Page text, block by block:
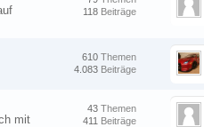
Beiträge
118
Themen
610
Beiträge
4.083
mit
Themen
43
Beiträge
411